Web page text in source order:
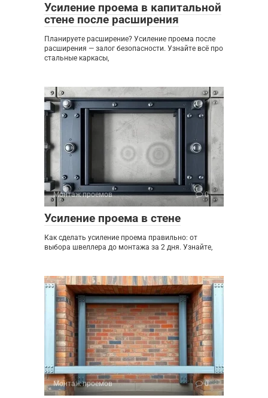
Усиление проема в капитальной
стене после расширения
Планируете расширение? Усиление проема после
расширения — залог безопасности. Узнайте всё про
стальные каркасы,
Монтаж проемов 0
Усиление проема в стене
Как сделать усиление проема правильно: от
выбора швеллера до монтажа за 2 дня. Узнайте,
Монтаж проемов 0